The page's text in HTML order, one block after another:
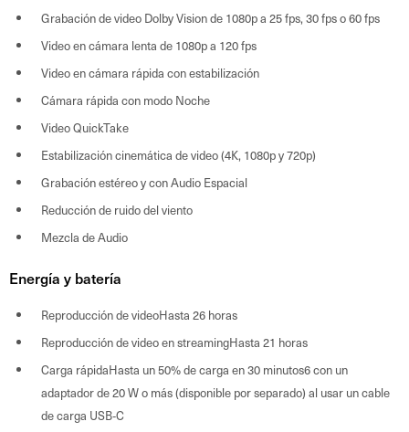
Grabación de video Dolby Vision de 1080p a 25 fps, 30 fps o 60 fps
Video en cámara lenta de 1080p a 120 fps
Video en cámara rápida con estabilización
Cámara rápida con modo Noche
Video QuickTake
Estabilización cinemática de video (4K, 1080p y 720p)
Grabación estéreo y con Audio Espacial
Reducción de ruido del viento
Mezcla de Audio
Energía y batería
Reproducción de videoHasta 26 horas
Reproducción de video en streamingHasta 21 horas
Carga rápidaHasta un 50% de carga en 30 minutos6 con un
adaptador de 20 W o más (disponible por separado) al usar un cable
de carga USB‑C